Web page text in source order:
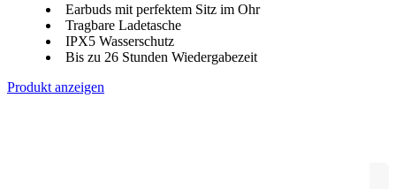
Earbuds mit perfektem Sitz im Ohr
Tragbare Ladetasche
IPX5 Wasserschutz
Bis zu 26 Stunden Wiedergabezeit
Produkt anzeigen